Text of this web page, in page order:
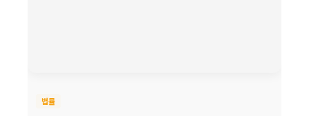
법률